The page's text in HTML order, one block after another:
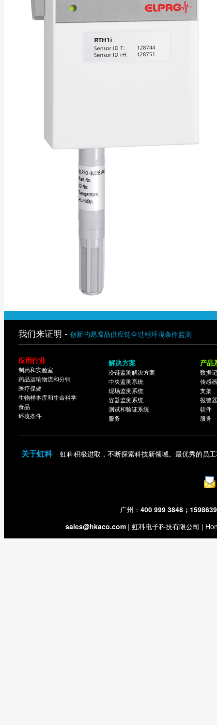
我们来证明 - 创新的易腐品供应链全过程环境条件监测
应用行业
制药和实验室
药品运输物流和分销
医疗保健
生物样本库和生命科学
食品
环境条件
解决方案
冷链监测解决方案
中央监测系统
现场监测系统
容器监测系统
测试和验证系统
服务
产品
数据
传感
支架
报警器
软件
服务
关于虹科： 虹科积极进取，不断探索科技新领域。最优秀的员
广州： 400 999 3848；
sales@hkaco.com | 虹科电子科技有限公司 |